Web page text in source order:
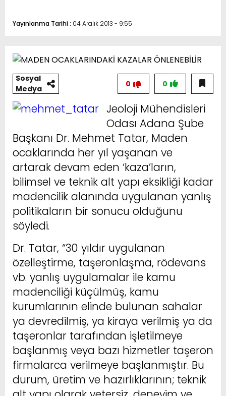
Yayınlanma Tarihi : 04 Aralık 2013 - 9:55
Sosyal
Medya
0
0
Jeoloji Mühendisleri
Odası Adana Şube
Başkanı Dr. Mehmet Tatar, Maden
ocaklarında her yıl yaşanan ve
artarak devam eden ‘kaza’ların,
bilimsel ve teknik alt yapı eksikliği kadar
madencilik alanında uygulanan yanlış
politikaların bir sonucu olduğunu
söyledi.
Dr. Tatar, “30 yıldır uygulanan
özelleştirme, taşeronlaşma, rödevans
vb. yanlış uygulamalar ile kamu
madenciliği küçülmüş, kamu
kurumlarının elinde bulunan sahalar
ya devredilmiş, ya kiraya verilmiş ya da
taşeronlar tarafından işletilmeye
başlanmış veya bazı hizmetler taşeron
firmalarca verilmeye başlanmıştır. Bu
durum, üretim ve hazırlıklarının; teknik